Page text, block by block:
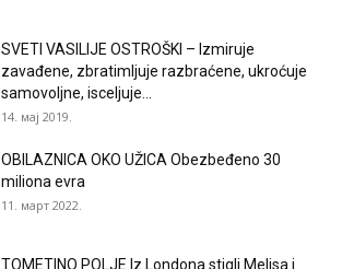
SVETI VASILIJE OSTROŠKI – Izmiruje
zavađene, zbratimljuje razbraćene, ukroćuje
samovoljne, isceljuje...
14. мај 2019.
OBILAZNICA OKO UŽICA Obezbeđeno 30
miliona evra
11. март 2022.
TOMETINO POLJE Iz Londona stigli Melisa i